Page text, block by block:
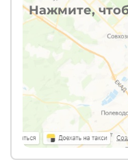
Нажмите,